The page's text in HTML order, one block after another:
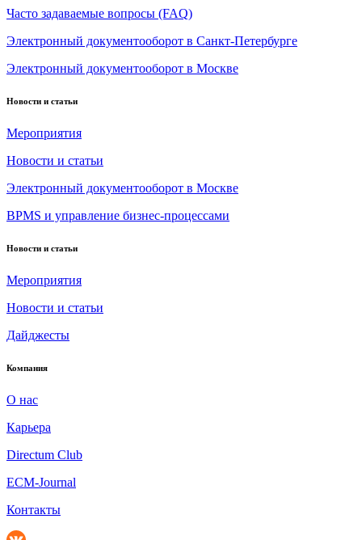
Часто задаваемые вопросы (FAQ)
Электронный документооборот в Санкт-Петербурге
Электронный документооборот в Москве
Новости и статьи
Мероприятия
Новости и статьи
Электронный документооборот в Москве
BPMS и управление бизнес-процессами
Новости и статьи
Мероприятия
Новости и статьи
Дайджесты
Компания
О нас
Карьера
Directum Club
ECM-Journal
Контакты